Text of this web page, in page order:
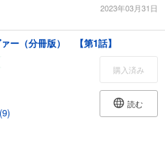
2023年03月31日
ー（分冊版） 【第1話】
(9)
購入済み
読む